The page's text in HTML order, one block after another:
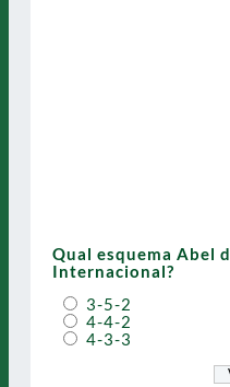
Qual esquema Abel
Internacional?
3-5-2
4-4-2
4-3-3